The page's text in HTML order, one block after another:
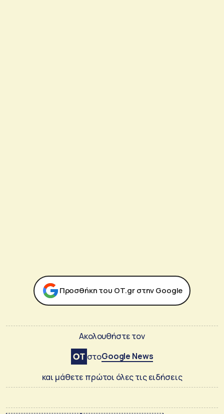
Προσθήκη του ΟΤ.gr στην Google
Ακολουθήστε τον
στοGoogle News
και μάθετε πρώτοι όλες τις ειδήσεις